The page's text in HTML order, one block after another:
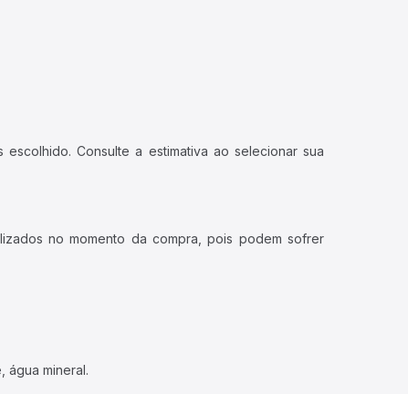
Consulte a estimativa ao selecionar sua
no momento da compra, pois podem sofrer
água mineral.